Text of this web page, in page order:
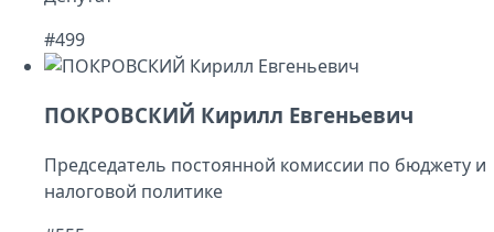
#499
ПОКРОВСКИЙ Кирилл Евгеньевич
Председатель постоянной комиссии по бюджету и
налоговой политике